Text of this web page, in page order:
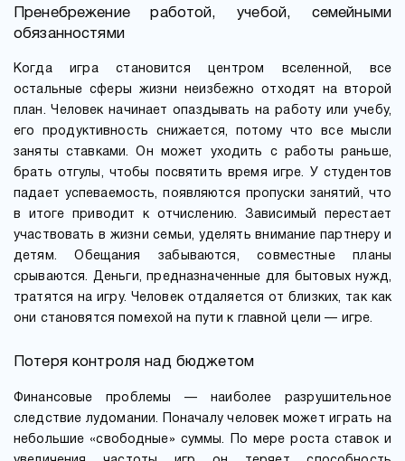
Пренебрежение работой, учебой, семейными
обязанностями
Когда игра становится центром вселенной, все
остальные сферы жизни неизбежно отходят на второй
план. Человек начинает опаздывать на работу или учебу,
его продуктивность снижается, потому что все мысли
заняты ставками. Он может уходить с работы раньше,
брать отгулы, чтобы посвятить время игре. У студентов
падает успеваемость, появляются пропуски занятий, что
в итоге приводит к отчислению. Зависимый перестает
участвовать в жизни семьи, уделять внимание партнеру и
детям. Обещания забываются, совместные планы
срываются. Деньги, предназначенные для бытовых нужд,
тратятся на игру. Человек отдаляется от близких, так как
они становятся помехой на пути к главной цели — игре.
Потеря контроля над бюджетом
Финансовые проблемы — наиболее разрушительное
следствие лудомании. Поначалу человек может играть на
небольшие «свободные» суммы. По мере роста ставок и